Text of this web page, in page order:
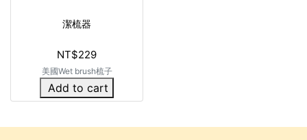
潔梳器
NT$229
美國Wet brush梳子
Add to cart